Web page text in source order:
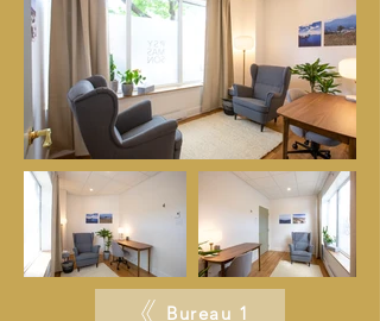
Bureau 1